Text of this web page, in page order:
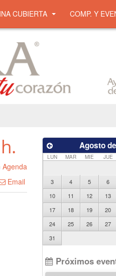
CUBIERTA COMP. Y
Agenda
Email
Agosto
LUN MAR MIE JUE
3
4 5 6
10
11 12 13
17
18 19 20
24
25 26 27
31
Próximos